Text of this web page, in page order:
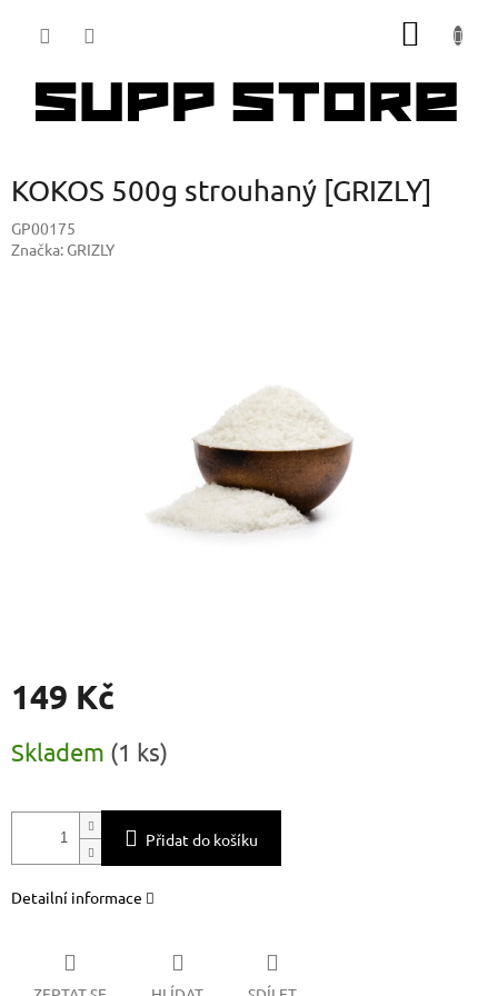
KOKOS 500g strouhaný [GRIZLY]
GP00175
Značka: GRIZLY
149 Kč
cena:
Skladem (1 ks)
Přidat do košíku
Detailní informace